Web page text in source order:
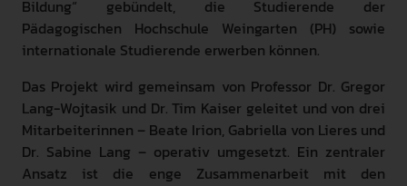
Bildung“ gebündelt, die Studierende der
Pädagogischen Hochschule Weingarten (PH) sowie
internationale Studierende erwerben können.
Das Projekt wird gemeinsam von Professor Dr. Gregor
Lang-Wojtasik und Dr. Tim Kaiser geleitet und von drei
Mitarbeiterinnen – Beate Irion, Gabriella von Lieres und
Dr. Sabine Lang – operativ umgesetzt. Ein zentraler
Ansatz ist die enge Zusammenarbeit mit den